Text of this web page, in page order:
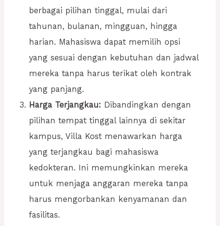
berbagai pilihan tinggal, mulai dari
tahunan, bulanan, mingguan, hingga
harian. Mahasiswa dapat memilih opsi
yang sesuai dengan kebutuhan dan jadwal
mereka tanpa harus terikat oleh kontrak
yang panjang.
Harga Terjangkau: Dibandingkan dengan
pilihan tempat tinggal lainnya di sekitar
kampus, Villa Kost menawarkan harga
yang terjangkau bagi mahasiswa
kedokteran. Ini memungkinkan mereka
untuk menjaga anggaran mereka tanpa
harus mengorbankan kenyamanan dan
fasilitas.